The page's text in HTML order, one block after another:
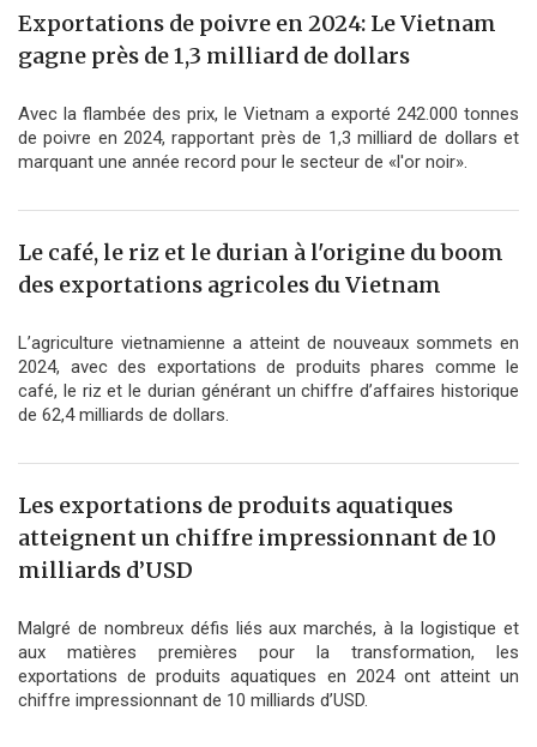
Exportations de poivre en 2024: Le Vietnam
gagne près de 1,3 milliard de dollars
Avec la flambée des prix, le Vietnam a exporté 242.000 tonnes
de poivre en 2024, rapportant près de 1,3 milliard de dollars et
marquant une année record pour le secteur de «l'or noir».
Le café, le riz et le durian à l'origine du boom
des exportations agricoles du Vietnam
L’agriculture vietnamienne a atteint de nouveaux sommets en
2024, avec des exportations de produits phares comme le
café, le riz et le durian générant un chiffre d’affaires historique
de 62,4 milliards de dollars.
Les exportations de produits aquatiques
atteignent un chiffre impressionnant de 10
milliards d’USD
Malgré de nombreux défis liés aux marchés, à la logistique et
aux matières premières pour la transformation, les
exportations de produits aquatiques en 2024 ont atteint un
chiffre impressionnant de 10 milliards d’USD.